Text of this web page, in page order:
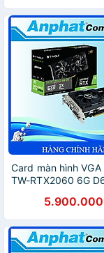
Card màn hình VGA
TW-RTX2060 6G
HDMI-DP/2Fan/
Chính Hãng